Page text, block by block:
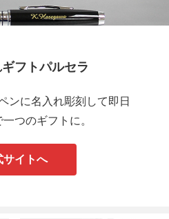
フトパルセラ
ンに名入れ彫刻して即日
つのギフトに。
サイトへ